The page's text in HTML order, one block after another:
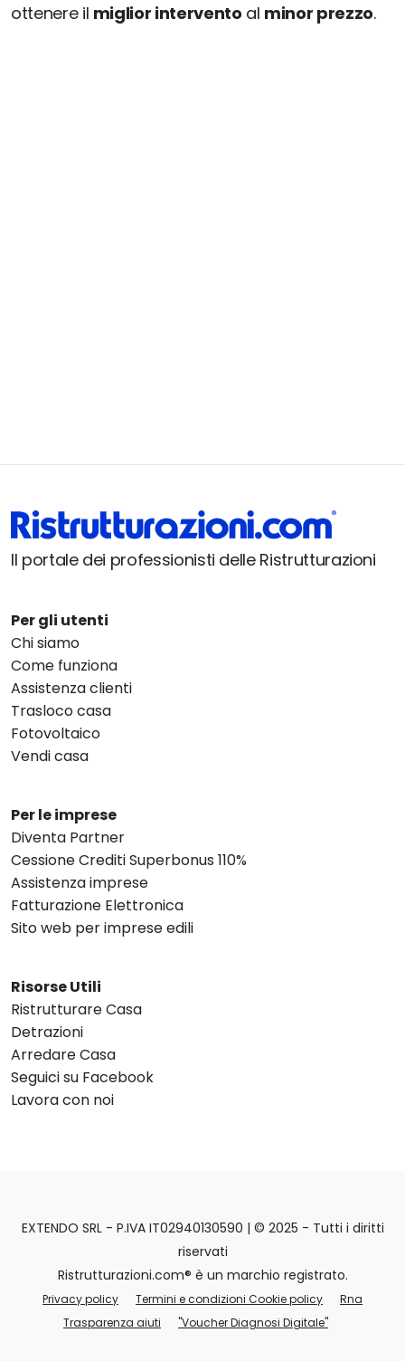
ottenere il miglior intervento al minor prezzo.
Il portale dei professionisti delle Ristrutturazioni
Per gli utenti
Chi siamo
Come funziona
Assistenza clienti
Trasloco casa
Fotovoltaico
Vendi casa
Per le imprese
Diventa Partner
Cessione Crediti Superbonus 110%
Assistenza imprese
Fatturazione Elettronica
Sito web per imprese edili
Risorse Utili
Ristrutturare Casa
Detrazioni
Arredare Casa
Seguici su Facebook
Lavora con noi
EXTENDO SRL - P.IVA IT02940130590 | © 2025 - Tutti i diritti
riservati
Ristrutturazioni.com® è un marchio registrato.
Privacy policy Termini e condizioni Cookie policy
Rna
Trasparenza aiuti
"Voucher Diagnosi Digitale"